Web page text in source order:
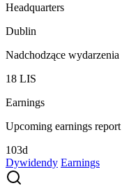
Headquarters
Dublin
Nadchodzące wydarzenia
18 LIS
Earnings
Upcoming earnings report
103d
Dywidendy Earnings